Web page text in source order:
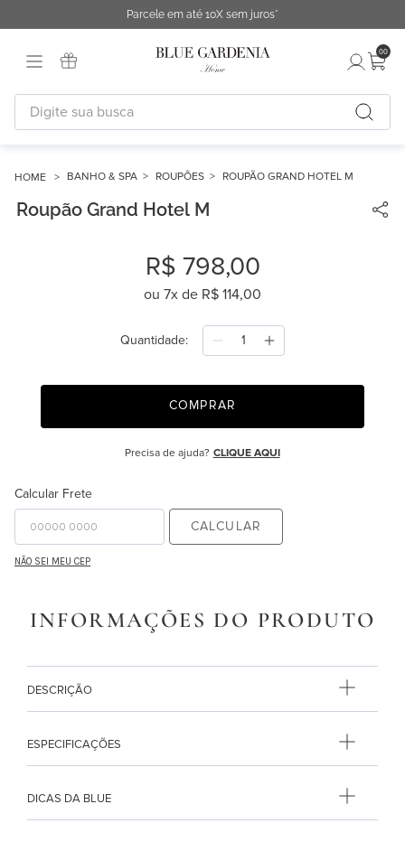
Parcele em até 10X sem juros*
00
Digite sua busca
BANHO & SPA ROUPÕES ROUPÃO GRAND HOTEL M
Roupão Grand Hotel M
R$ 798,00
ou 7x de R$ 114,00
Quantidade
COMPRAR
Precisa de ajuda? CLIQUE AQUI
Calcular Frete
CALCULAR
NÃO SEI MEU CEP
INFORMAÇÕES DO PRODUTO
DESCRIÇÃO
ESPECIFICAÇÕES
DICAS DA BLUE
1º
fronha
2
4º
capa duvet
5º
urban
difusor
8º
edredon
9º
necessaire
10º majorelle